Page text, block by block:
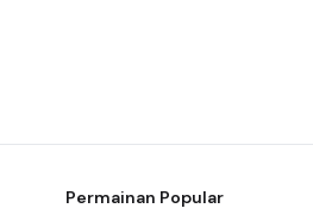
Permainan Popular